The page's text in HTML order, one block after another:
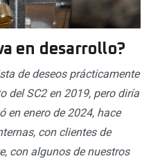
en desarrollo?
de deseos prácticamente
del SC2 en 2019, pero diría
en enero de 2024, hace
con clientes de
con algunos de nuestros